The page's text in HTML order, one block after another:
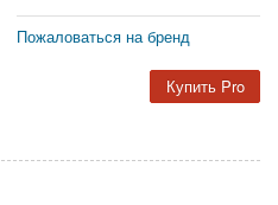
Пожаловаться на бренд
Купить Pro